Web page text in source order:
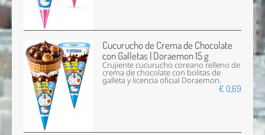
Cucurucho de Crema de Chocolate
con Galletas | Doraemon 15 g
Crujiente cucurucho coreano relleno de
crema de chocolate con bolitas de
galleta y licencia oficial Doraemon.
€ 0,69